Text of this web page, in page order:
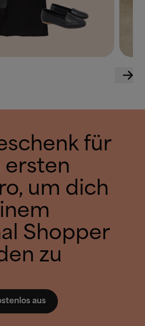
für
ersten
um dich
Shopper
zu
aus